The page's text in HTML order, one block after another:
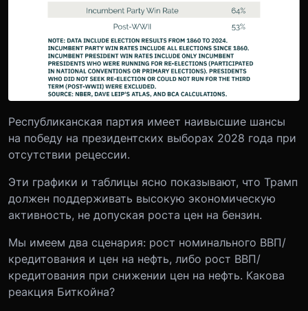
Республиканская партия имеет наивысшие шансы
на победу на президентских выборах 2028 года при
отсутствии рецессии.
Эти графики и таблицы ясно показывают, что Трамп
должен поддерживать высокую экономическую
активность, не допуская роста цен на бензин.
Мы имеем два сценария: рост номинального ВВП/
кредитования и цен на нефть, либо рост ВВП/
кредитования при снижении цен на нефть. Какова
реакция Биткойна?